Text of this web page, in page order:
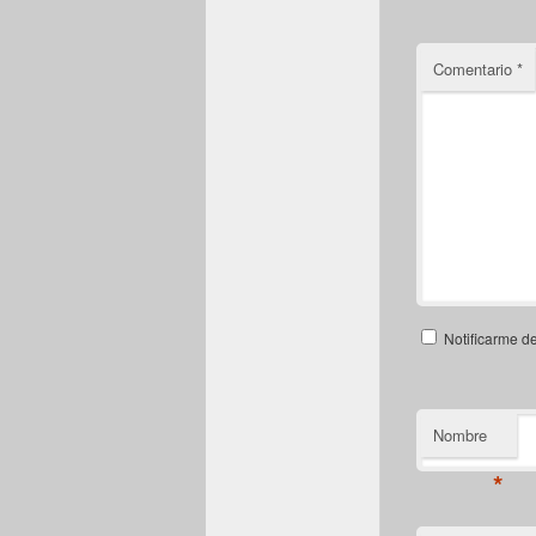
Comentario*
Notificarme
Nombre
*